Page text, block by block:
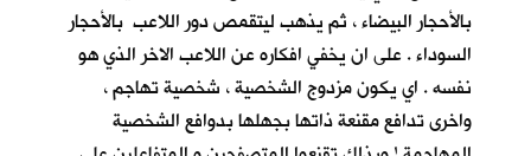
بالأحجار البيضاء ، ثم يذهب ليتقمص دور اللاعب بالأحجار
السوداء . على ان يخفي افكاره عن اللاعب الاخر الذي هو
نفسه . اي يكون مزدوج الشخصية ، شخصية تهاجم ،
واخرى تدافع مقنعة ذاتها بجهلها بدوافع الشخصية